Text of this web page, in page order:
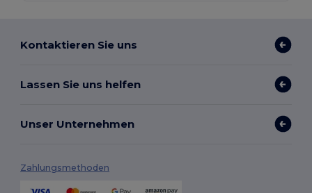
Kontaktieren Sie uns
Lassen Sie uns helfen
Unser Unternehmen
Zahlungsmethoden